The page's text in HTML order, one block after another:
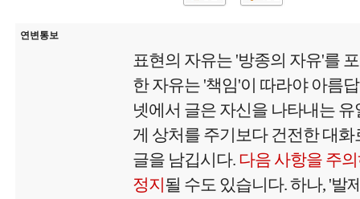
연변통보
표현의 자유는 '방종의 자유'를
한 자유는 '책임'이 따라야 아름
넷에서 글은 자신을 나타내는
게 상처를 주기보다 건전한 대화
글을 남깁시다. 다음 사항을 주
정지될 수도 있습니다. 하나, '발